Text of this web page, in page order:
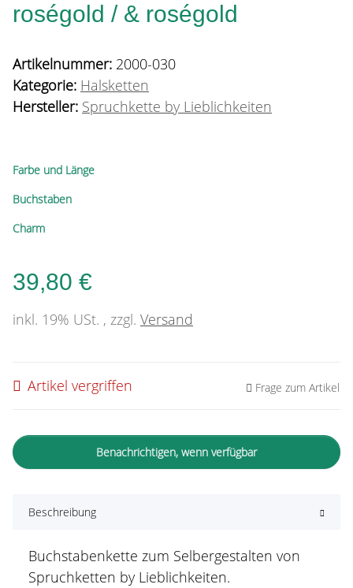
roségold / & roségold
Artikelnummer: 2000-030
Kategorie: Halsketten
Hersteller: Spruchkette by Lieblichkeiten
Farbe und Länge
Buchstaben
Charm
39,80 €
inkl. 19% USt. , zzgl. Versand
Artikel vergriffen Frage zum Artikel
Benachrichtigen, wenn verfügbar
Beschreibung
Buchstabenkette zum Selbergestalten von
Spruchketten by Lieblichkeiten.